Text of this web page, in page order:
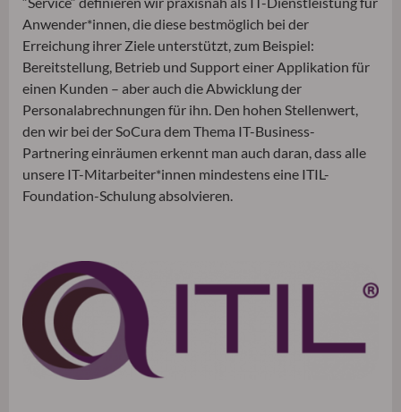
Anwender*innen, die diese bestmöglich bei der
Erreichung ihrer Ziele unterstützt, zum Beispiel:
Bereitstellung, Betrieb und Support einer Applikation für
einen Kunden – aber auch die Abwicklung der
Personalabrechnungen für ihn. Den hohen Stellenwert,
den wir bei der SoCura dem Thema IT-Business-
Partnering einräumen erkennt man auch daran, dass alle
unsere IT-Mitarbeiter*innen mindestens eine ITIL-
Foundation-Schulung absolvieren.